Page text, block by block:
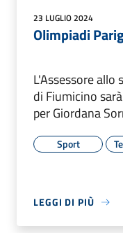
23 LUGLIO 2024
Olimpiadi
L'Assessore allo
di Fiumicino
per Giordana
Sport
LEGGI DI PIÙ